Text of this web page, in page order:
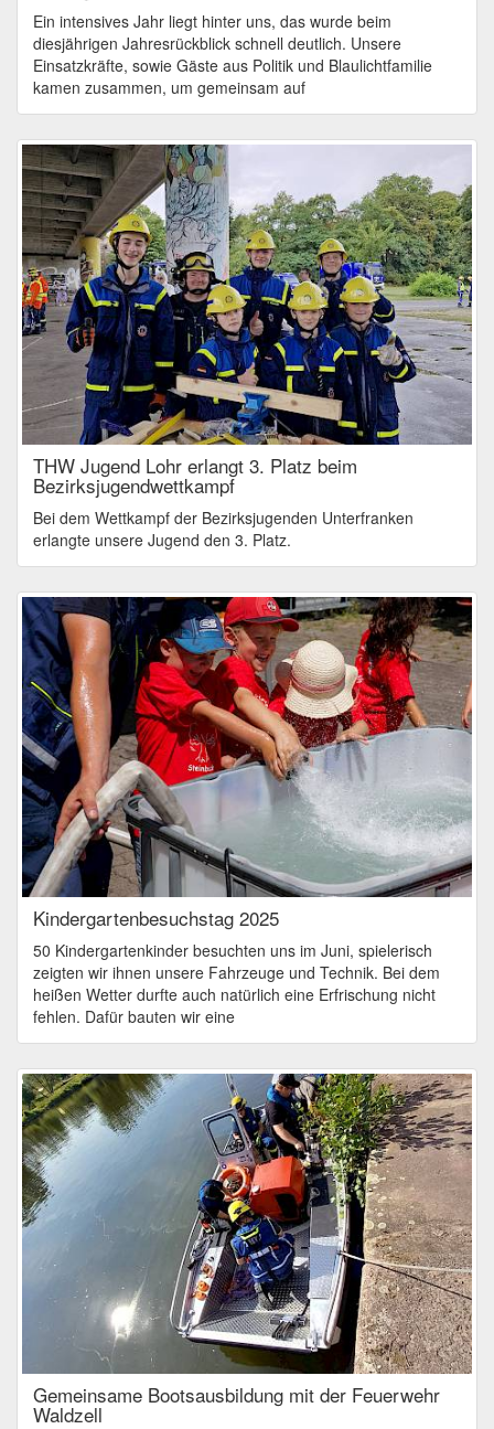
Ein intensives Jahr liegt hinter uns, das wurde beim
diesjährigen Jahresrückblick schnell deutlich. Unsere
Einsatzkräfte, sowie Gäste aus Politik und Blaulichtfamilie
kamen zusammen, um gemeinsam auf
THW Jugend Lohr erlangt 3. Platz beim
Bezirksjugendwettkampf
Bei dem Wettkampf der Bezirksjugenden Unterfranken
erlangte unsere Jugend den 3. Platz.
Kindergartenbesuchstag 2025
50 Kindergartenkinder besuchten uns im Juni, spielerisch
zeigten wir ihnen unsere Fahrzeuge und Technik. Bei dem
heißen Wetter durfte auch natürlich eine Erfrischung nicht
fehlen. Dafür bauten wir eine
Gemeinsame Bootsausbildung mit der Feuerwehr
Waldzell